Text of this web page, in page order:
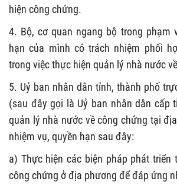
hiện công chứng.
4. Bộ, cơ quan ngang bộ trong phạm
hạn của mình có trách nhiệm phối
trong việc thực hiện quản lý nhà nước
5. Uỷ ban nhân dân tỉnh, thành phố
(sau đây gọi là Uỷ ban nhân dân cấp
quản lý nhà nước về công chứng tại
nhiệm vụ, quyền hạn sau đây:
a) Thực hiện các biện pháp phát triển
công chứng ở địa phương để đáp ứng